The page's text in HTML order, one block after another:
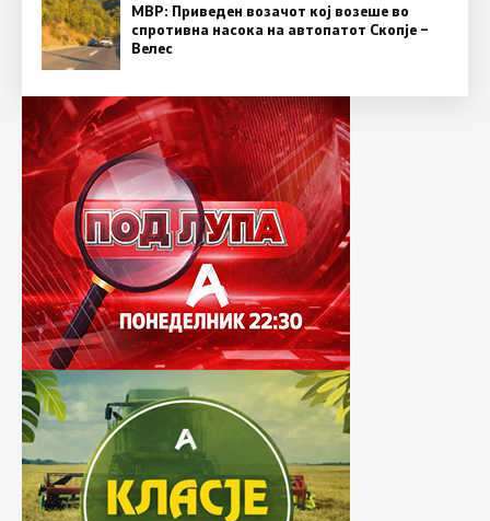
МВР: Приведен возачот кој возеше во
спротивна насока на автопатот Скопје –
Велес